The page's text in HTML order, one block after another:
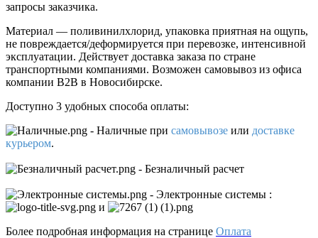
запросы заказчика.
Материал — поливинилхлорид, упаковка приятная на ощупь,
не повреждается/деформируется при перевозке, интенсивной
эксплуатации. Действует доставка заказа по стране
транспортными компаниями. Возможен самовывоз из офиса
компании В2В в Новосибирске.
Доступно 3 удобных способа оплаты:
- Наличные при самовывозе или доставке
курьером.
- Безналичный расчет
- Электронные системы :
и
Более подробная информация на странице Оплата